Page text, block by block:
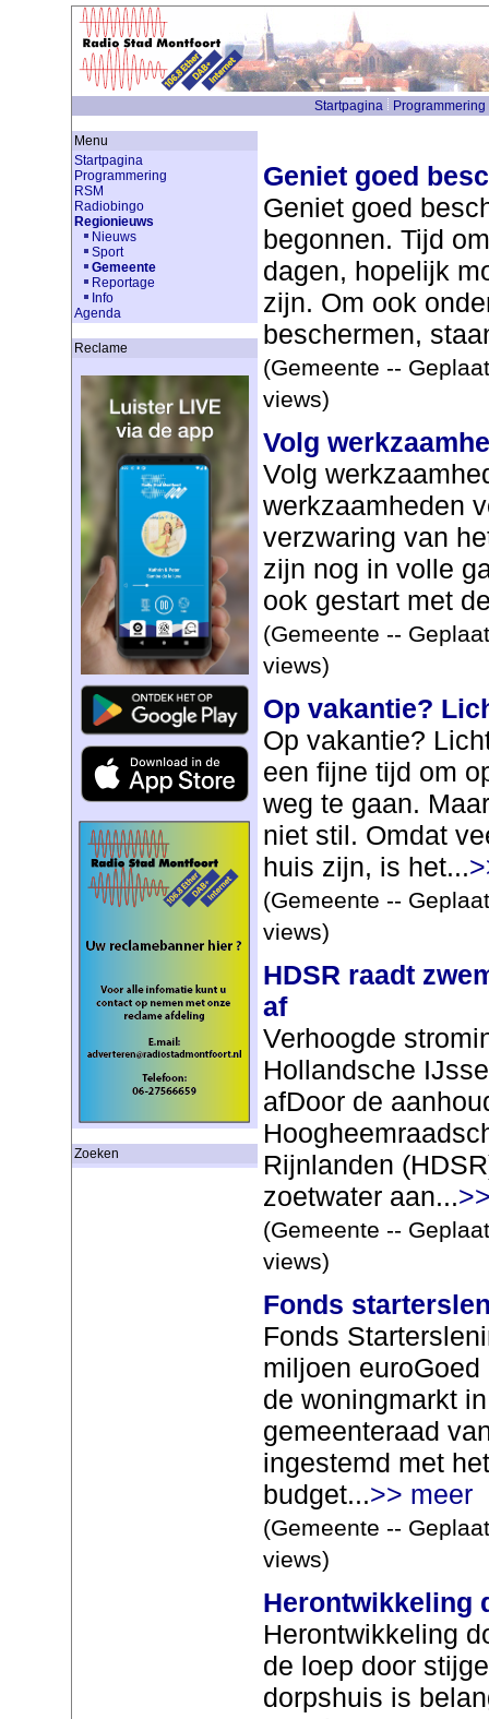
Startpagina Programmering
Menu
Startpagina
Programmering
RSM
Radiobingo
Regionieuws
Nieuws
Sport
Gemeente
Reportage
Info
Agenda
Reclame
Zoeken
Geniet goed
Geniet goed
begonnen. Tijd
dagen, hopelijk
zijn. Om ook
beschermen,
(Gemeente --
views)
Volg
Volg
werkzaamheden
verzwaring van
zijn nog in volle
ook gestart met
(Gemeente --
views)
Op vakantie?
Op vakantie?
een fijne tijd om
weg te gaan.
niet stil. Omdat
huis zijn, is het...
(Gemeente --
views)
HDSR raadt
af
Verhoogde
Hollandsche
afDoor de
Rijnlanden
zoetwater aan...
(Gemeente --
views)
Fonds
Fonds
miljoen
de woningmarkt
gemeenteraad
ingestemd met
budget...>> meer
(Gemeente --
views)
Herontwikkeling
Herontwikkeling
de loep door
dorpshuis is